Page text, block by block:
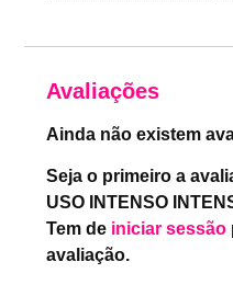
Avaliações
Ainda não existem
Seja o primeiro a
USO INTENSO
Tem de iniciar sessão
avaliação.